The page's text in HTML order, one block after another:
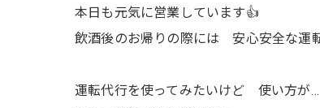
本日も元気に営業しています👍
飲酒後のお帰りの際には 安心安全な運
運転代行を使ってみたいけど 使い方が…